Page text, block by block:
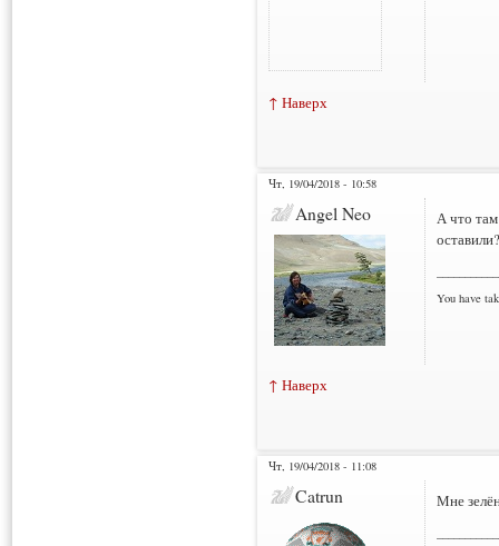
↑ Наверх
Чт, 19/04/2018 - 10:58
Angel Neo
А что
оставили?
You have
↑ Наверх
Чт, 19/04/2018 - 11:08
Catrun Мне